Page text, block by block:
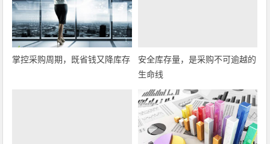
掌控采购周期，既省钱又降库存
安全库存量，是采购不可逾越的
生命线